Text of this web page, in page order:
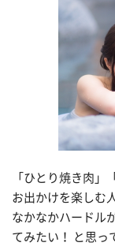
「ひとり焼き肉」
お出かけを楽しむ
なかなかハードル
てみたい！ と思っ